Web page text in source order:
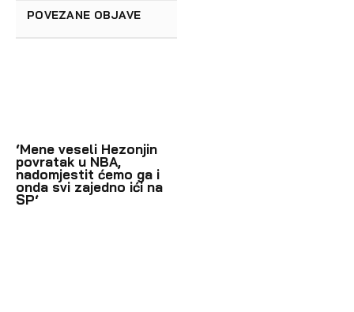
POVEZANE OBJAVE
‘Mene veseli Hezonjin
povratak u NBA,
nadomjestit ćemo ga i
onda svi zajedno ići na
SP‘